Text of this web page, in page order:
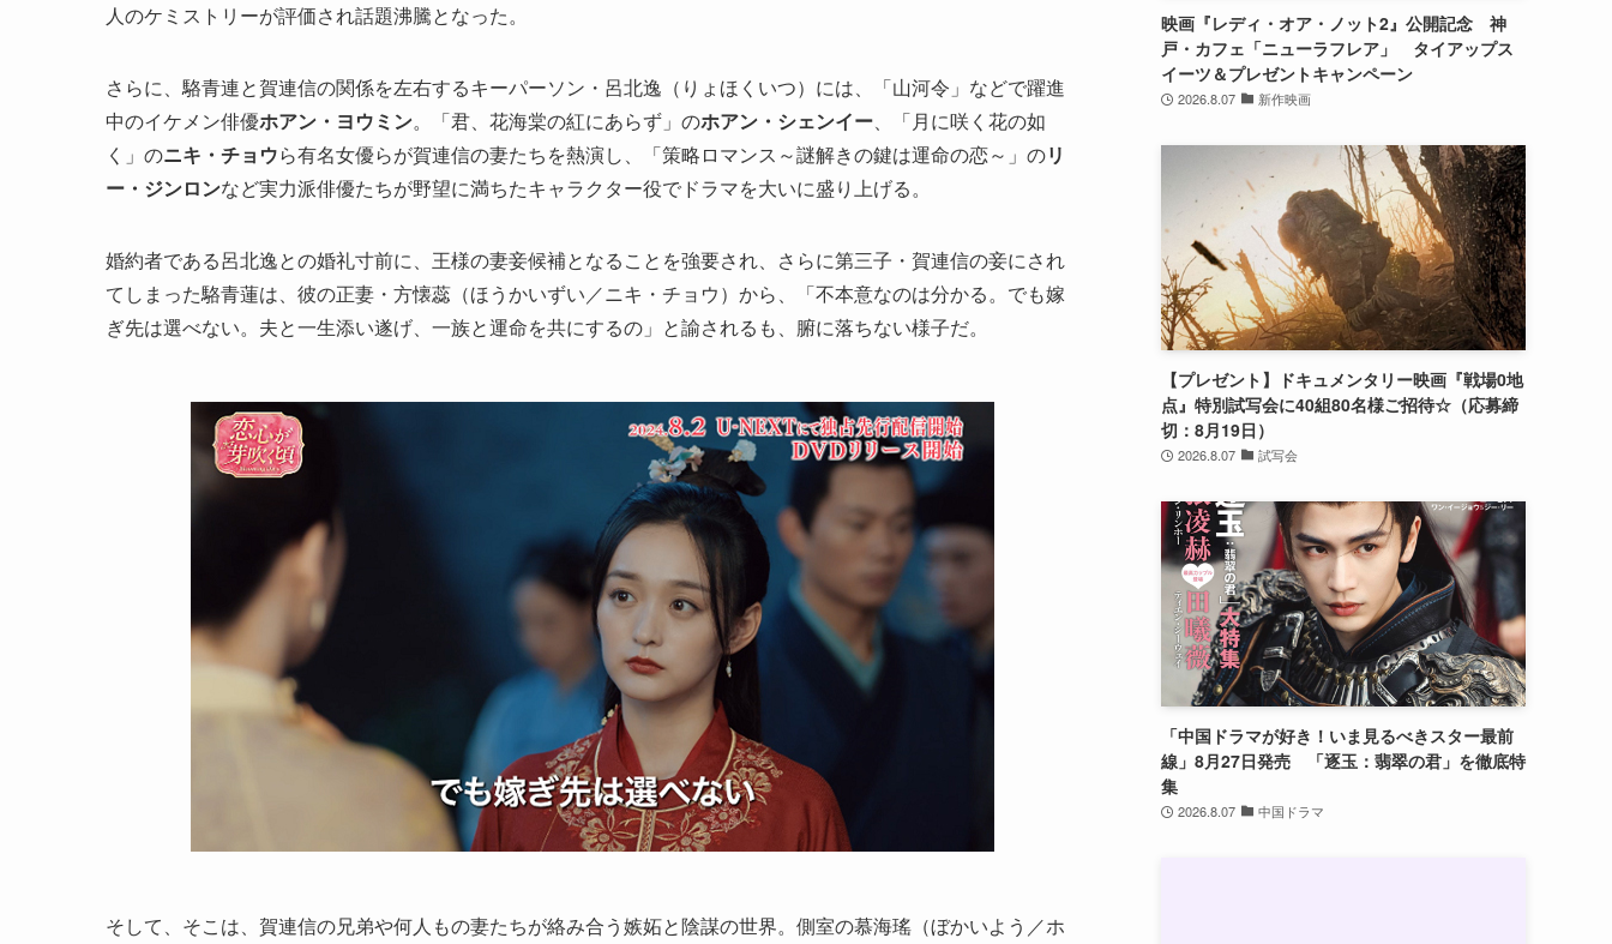
人のケミストリーが評価され話題沸騰となった。
さらに、駱青連と賀連信の関係を左右するキーパーソン・呂北逸（りょほくいつ）には、「山河令」などで躍進
中のイケメン俳優ホアン・ヨウミン。「君、花海棠の紅にあらず」のホアン・シェンイー、「月に咲く花の如
く」のニキ・チョウら有名女優らが賀連信の妻たちを熱演し、「策略ロマンス～謎解きの鍵は運命の恋～」のリ
ー・ジンロンなど実力派俳優たちが野望に満ちたキャラクター役でドラマを大いに盛り上げる。
婚約者である呂北逸との婚礼寸前に、王様の妻妾候補となることを強要され、さらに第三子・賀連信の妾にされ
てしまった駱青蓮は、彼の正妻・方懐蕊（ほうかいずい／ニキ・チョウ）から、「不本意なのは分かる。でも嫁
ぎ先は選べない。夫と一生添い遂げ、一族と運命を共にするの」と諭されるも、腑に落ちない様子だ。
そして、そこは、賀連信の兄弟や何人もの妻たちが絡み合う嫉妬と陰謀の世界。側室の慕海瑤（ぼかいよう／ホ
映画『レディ・オア・ノット2』公開記念 神
戸・カフェ「ニューラフレア」 タイアップス
イーツ＆プレゼントキャンペーン
2026.8.07 新作映画
【プレゼント】ドキュメンタリー映画『戦場0地
点』特別試写会に40組80名様ご招待☆（応募締
切：8月19日）
2026.8.07 試写会
「中国ドラマが好き！いま見るべきスター最前
線」8月27日発売 「逐玉：翡翠の君」を徹底特
集
2026.8.07 中国ドラマ